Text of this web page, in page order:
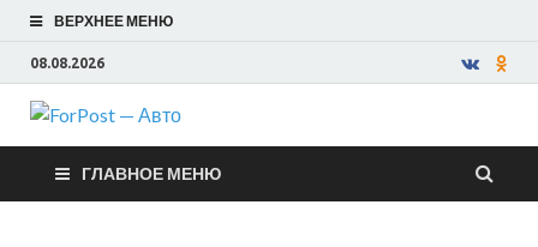
ВЕРХНЕЕ МЕНЮ
08.08.2026
ForPost —
Авто
ГЛАВНОЕ МЕНЮ